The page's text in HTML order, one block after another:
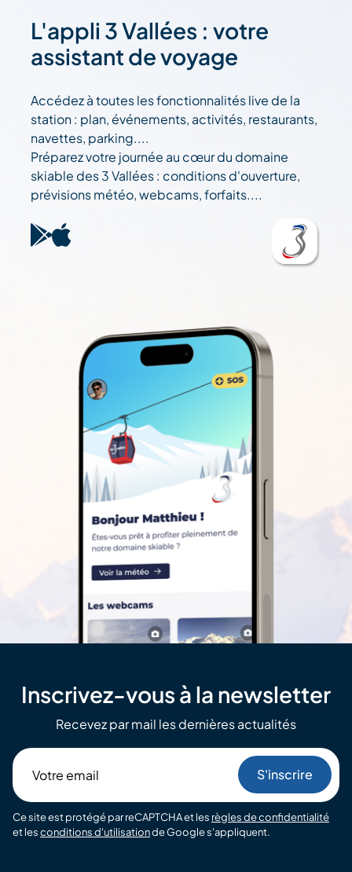
L'appli 3 Vallées : votre
assistant de voyage
Accédez à toutes les fonctionnalités live de la
station : plan, événements, activités, restaurants,
navettes, parking....
Préparez votre journée au cœur du domaine
skiable des 3 Vallées : conditions d'ouverture,
prévisions météo, webcams, forfaits....
Inscrivez-vous à la newsletter
Recevez par mail les dernières actualités
email
Ce site est protégé par reCAPTCHA et les règles de confidentialité
et lesconditions d'utilisationde Google s'appliquent.